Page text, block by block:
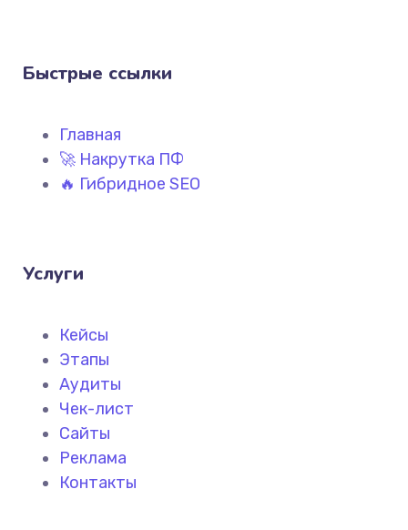
Быстрые ссылки
Главная
🚀 Накрутка ПФ
🔥 Гибридное SEO
Услуги
Кейсы
Этапы
Аудиты
Чек-лист
Сайты
Реклама
Контакты